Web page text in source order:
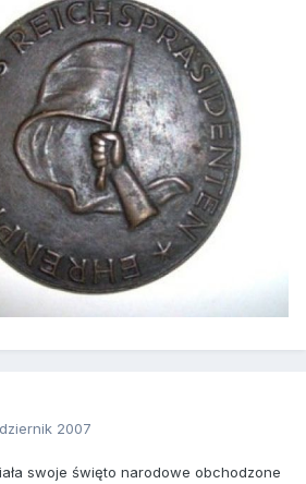
2007
swoje święto narodowe obchodzone